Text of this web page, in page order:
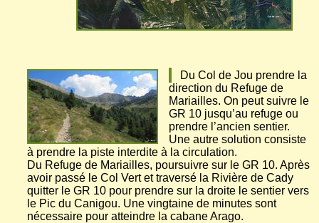
Du Col de Jou prendre la
direction du Refuge de
Mariailles. On peut suivre le
GR 10 jusqu’au refuge ou
prendre l’ancien sentier.
Une autre solution consiste
à prendre la piste interdite à la circulation.
Du Refuge de Mariailles, poursuivre sur le GR 10. Après
avoir passé le Col Vert et traversé la Rivière de Cady
quitter le GR 10 pour prendre sur la droite le sentier vers
le Pic du Canigou. Une vingtaine de minutes sont
nécessaire pour atteindre la cabane Arago.